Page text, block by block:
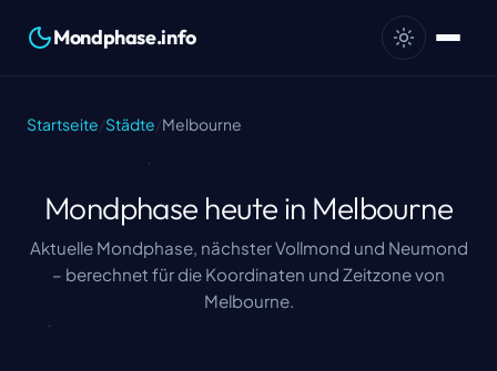
Mondphase.info
Startseite Städte Melbourne
Mondphase heute in Melbourne
Aktuelle Mondphase, nächster Vollmond und Neumond
– berechnet für die Koordinaten und Zeitzone von
Melbourne.